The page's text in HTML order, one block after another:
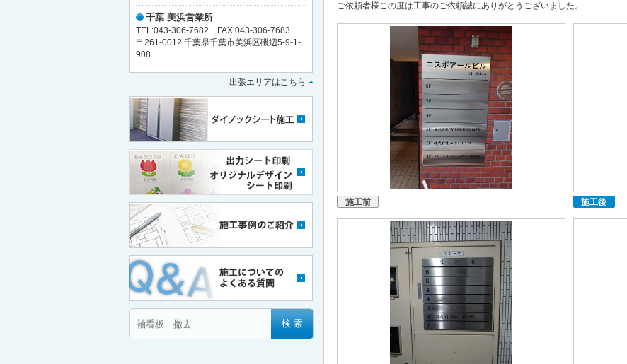
千葉 美浜営業所
TEL:043-306-7682 FAX:043-306-7683
〒261-0012 千葉県千葉市美浜区磯辺5-9-1-
908
出張エリアはこちら
ご依頼者様この度は工事のご依頼誠にありがとうございました。
施工前 施工後